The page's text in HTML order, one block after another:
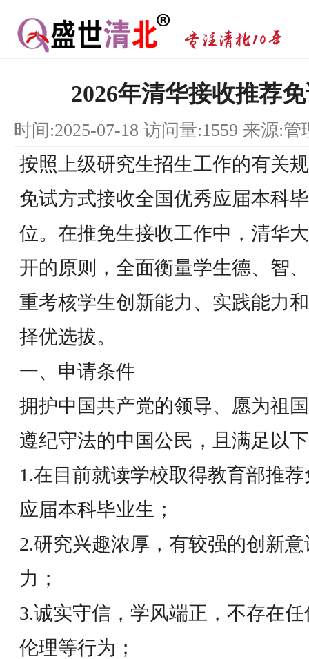
2026年清华接收推荐
时间:2025-07-18 访问量:1559 来源:管
按照上级研究生招生工作的有关
免试方式接收全国优秀应届本科
位。在推免生接收工作中，清华
开的原则，全面衡量学生德、智
重考核学生创新能力、实践能力
择优选拔。
一、申请条件
拥护中国共产党的领导、愿为祖
遵纪守法的中国公民，且满足以
1.在目前就读学校取得教育部推
应届本科毕业生；
2.研究兴趣浓厚，有较强的创新
力；
3.诚实守信，学风端正，不存在
伦理等行为；